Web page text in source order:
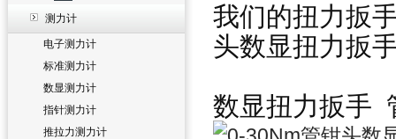
测力计
电子测力计
标准测力计
数显测力计
指针测力计
推拉力测力计
我们的扭力扳
头数显扭力扳
数显扭力扳手